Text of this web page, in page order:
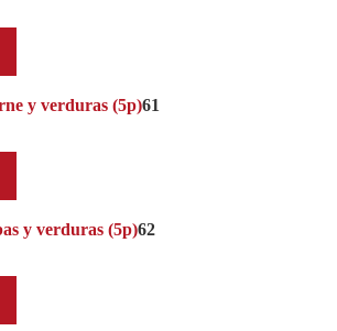
y verduras (5p)61
y verduras (5p)62